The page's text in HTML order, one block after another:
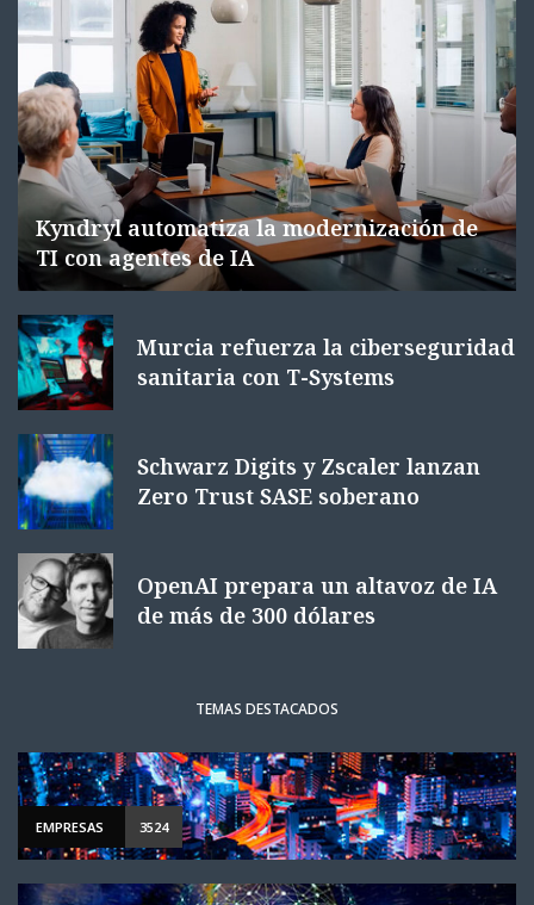
Kyndryl automatiza la modernización de
TI con agentes de IA
Murcia refuerza la ciberseguridad
sanitaria con T-Systems
Schwarz Digits y Zscaler lanzan
Zero Trust SASE soberano
OpenAI prepara un altavoz de IA
de más de 300 dólares
TEMAS DESTACADOS
EMPRESAS 3524